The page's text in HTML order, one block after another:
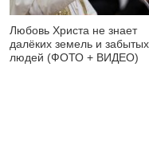
Любовь Христа не знает
далёких земель и забытых
людей (ФОТО + ВИДЕО)